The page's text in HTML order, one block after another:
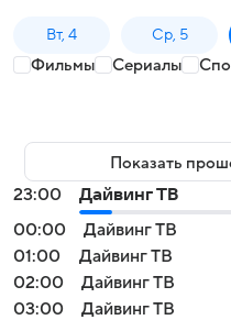
Вт, 4 Ср, 5
Фильмы Сериалы
Показать
23:00
Дайвинг ТВ
00:00
Дайвинг ТВ
01:00
Дайвинг ТВ
02:00
Дайвинг ТВ
03:00
Дайвинг ТВ